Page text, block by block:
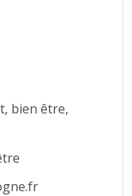
bien être,